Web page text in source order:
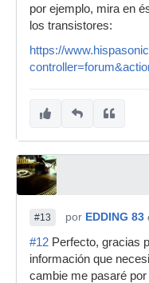
por ejemplo, mira en
los transistores:
https://
#13 por EDDING 83
#12 Perfecto, gracias
información que
cambie me pasaré